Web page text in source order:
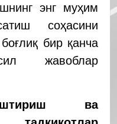
энг муҳим
соҳасини
бир қанча
жавоблар
ва